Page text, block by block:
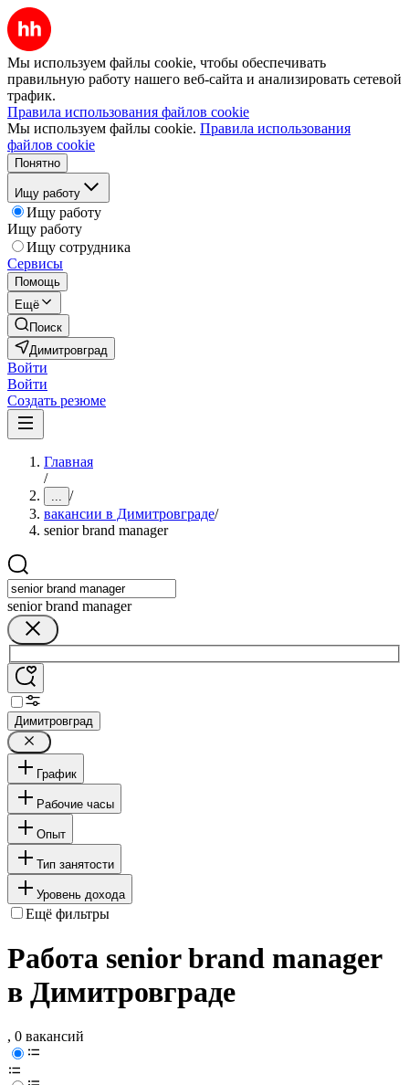
Мы используем файлы cookie, чтобы обеспечивать
правильную работу нашего веб-сайта и анализировать сетевой
трафик.
Правила использования файлов cookie
Мы используем файлы cookie. Правила использования
файлов cookie
Понятно
Ищу работу
Ищу работу
Ищу работу
Ищу сотрудника
Сервисы
Помощь
Ещё
Поиск
Димитровград
Войти
Войти
Создать резюме
Главная
/
... /
вакансии в Димитровграде/
senior brand manager
senior brand manager
Димитровград
График
Рабочие часы
Опыт
Тип занятости
Уровень дохода
Ещё фильтры
Работа senior brand manager
в Димитровграде
, 0 вакансий